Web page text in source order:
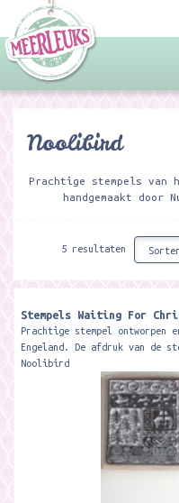
Noolibird
Prachtige stempels van
handgemaakt door
5 resultaten
Stempels Waiting For
Prachtige stempel ontworpen
Engeland. De afdruk van de
Noolibird